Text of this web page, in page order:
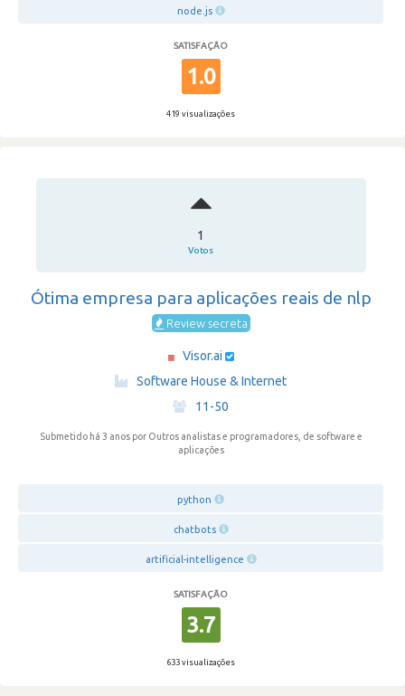
node.js
SATISFAÇÃO
1.0
419 visualizações
1
Votos
Ótima empresa para aplicações reais de nlp
Review secreta
Visor.ai
Software House & Internet
·
11-50
Submetido há 3 anos por Outros analistas e programadores, de software e
aplicações
python
chatbots
artificial-intelligence
SATISFAÇÃO
3.7
633 visualizações